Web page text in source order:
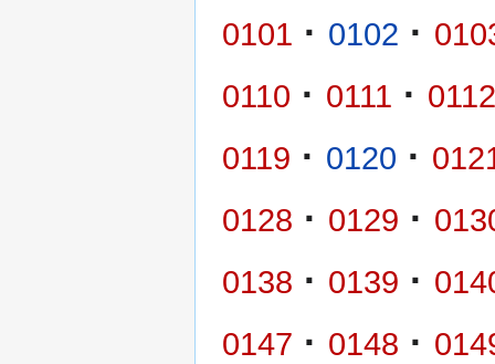
0101 · 0102 ·
0110 · 0111 · 0112
0119 · 0120 ·
0128 · 0129 ·
0138 · 0139 ·
0147 · 0148 ·